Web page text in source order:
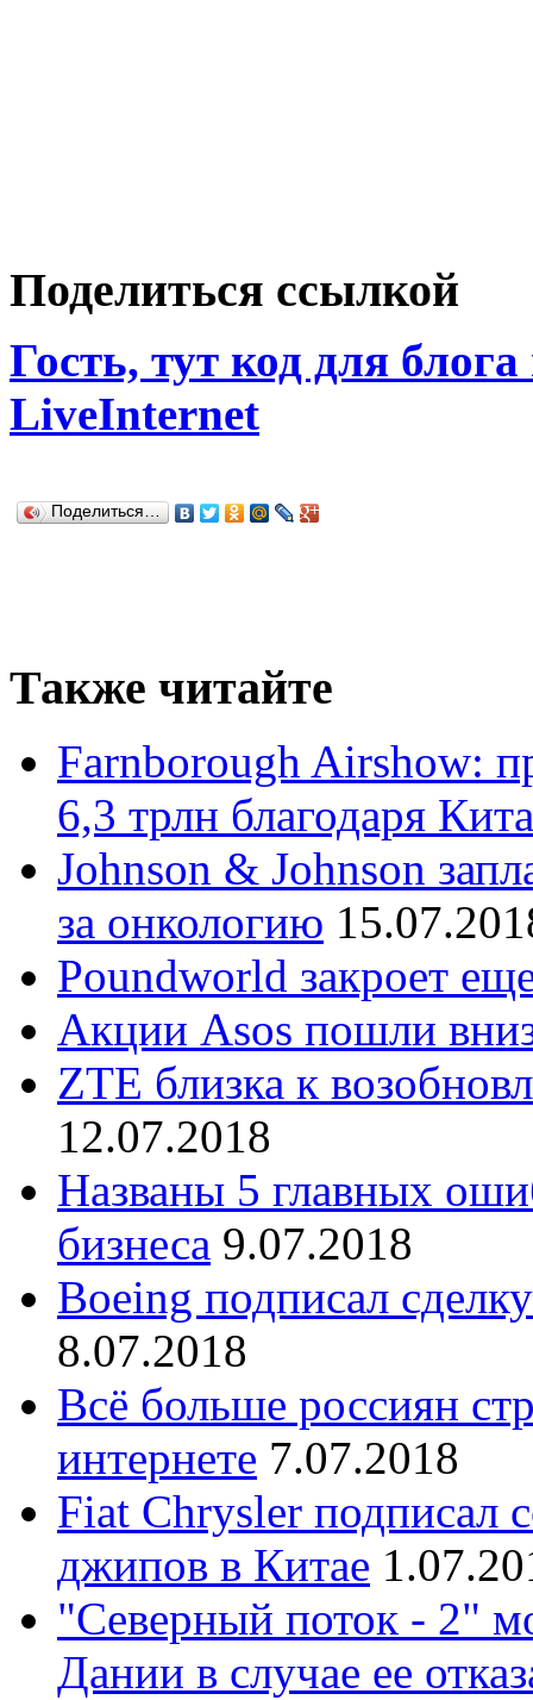
Поделиться ссылкой
Гость, тут код для
LiveInternet
Поделиться…
Также читайте
Farnborough Airshow:
6,3 трлн благодаря
Johnson & Johnson
за онкологию
Poundworld закроет
Акции Asos пошли
ZTE близка к
12.07.2018
Названы 5 главных
бизнеса 9.07.2018
Boeing подписал
8.07.2018
Всё больше россиян
интернете 7.07.2018
Fiat Chrysler подписал
джипов в Китае
"Северный поток - 2"
Дании в случае ее